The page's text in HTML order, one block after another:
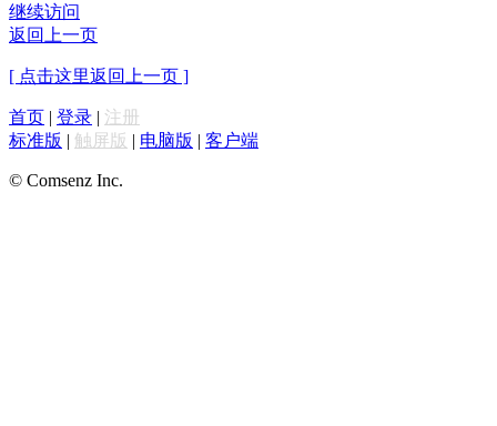
继续访问
返回上一页
[ 点击这里返回上一页 ]
首页 | 登录 | 注册
标准版 | 触屏版 | 电脑版 | 客户端
© Comsenz Inc.